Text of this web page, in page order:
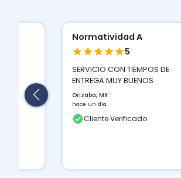
Normatividad A
5
SERVICIO CON TIEMPOS DE
ENTREGA MUY BUENOS
Orizaba, MX
hace un día
Cliente Verificado